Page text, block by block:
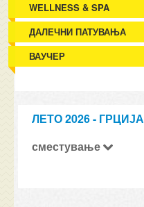
WELLNESS & SPA
ДАЛЕЧНИ ПАТУВАЊА
ВАУЧЕР
ЛЕТО 2026 - ГРЦИЈА
сместување